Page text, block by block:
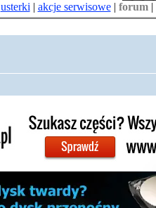
usterki | akcje serwisowe| forum|